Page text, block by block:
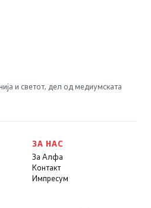
и светот, дел од медиумската
ЗА НАС
За Алфа
Контакт
Импресум